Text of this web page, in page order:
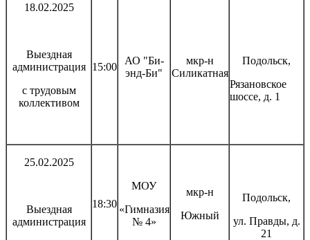
18.02.2025
Выездная
администрация
с трудовым
коллективом
15:00
АО "Би-
энд-Би"
мкр-н
Силикатная
Подольск,
Рязановское
шоссе, д. 1
25.02.2025
Выездная
администрация
18:30
МОУ
«Гимназия
№ 4»
мкр-н
Южный
Подольск,
ул. Правды, д.
21